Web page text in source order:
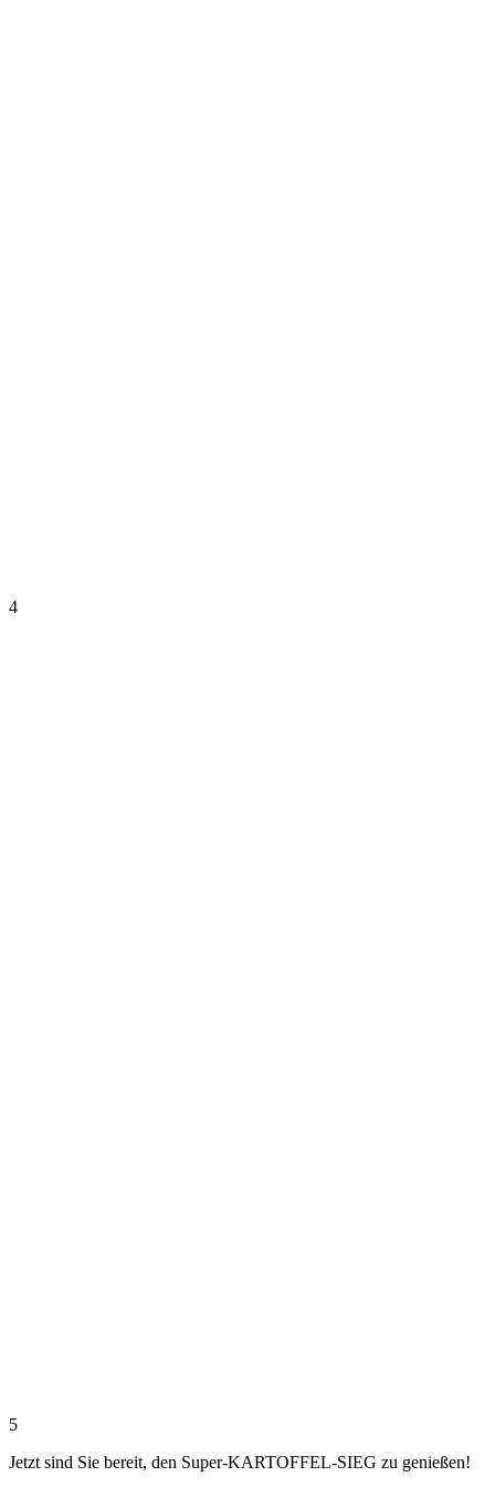
4
5
Jetzt sind Sie bereit, den Super-KARTOFFEL-SIEG zu genießen!